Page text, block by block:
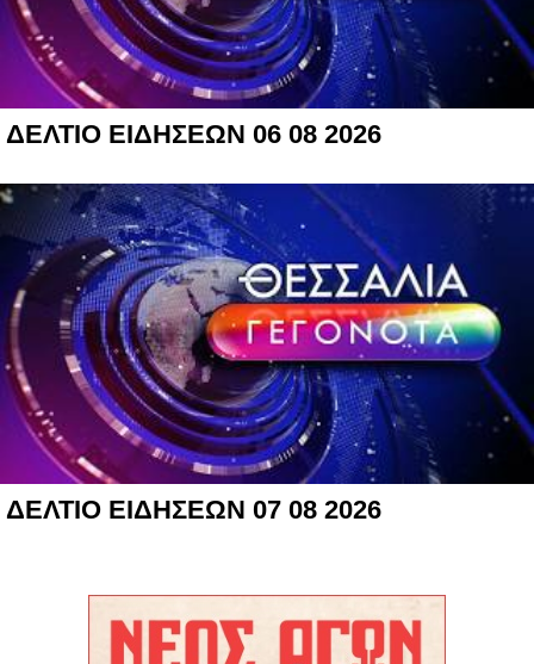
ΔΕΛΤΙΟ ΕΙΔΗΣΕΩΝ 06 08 2026
ΔΕΛΤΙΟ ΕΙΔΗΣΕΩΝ 07 08 2026